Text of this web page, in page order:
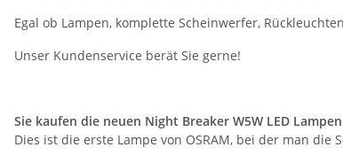
Egal ob Lampen, komplette Scheinwerfer,
Unser Kundenservice berät Sie gerne!
Sie kaufen die neuen Night Breaker W5W LED
Dies ist die erste Lampe von OSRAM, bei der man